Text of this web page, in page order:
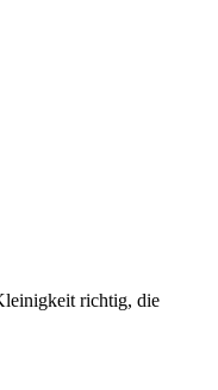
richtig, die